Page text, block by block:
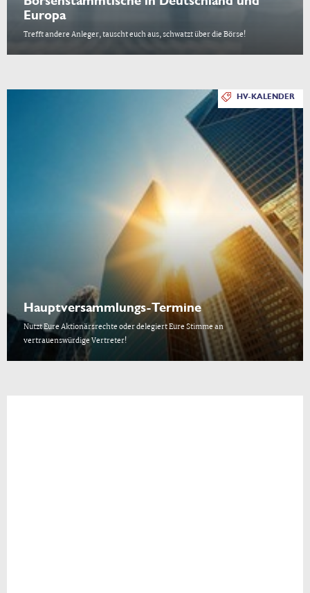
Europa
Trefft andere Anleger, tauscht euch aus, schwatzt über die Börse!
HV-KALENDER
Hauptversammlungs-Termine
Nutzt Eure Aktionärsrechte oder delegiert Eure Stimme an
vertrauenswürdige Vertreter!